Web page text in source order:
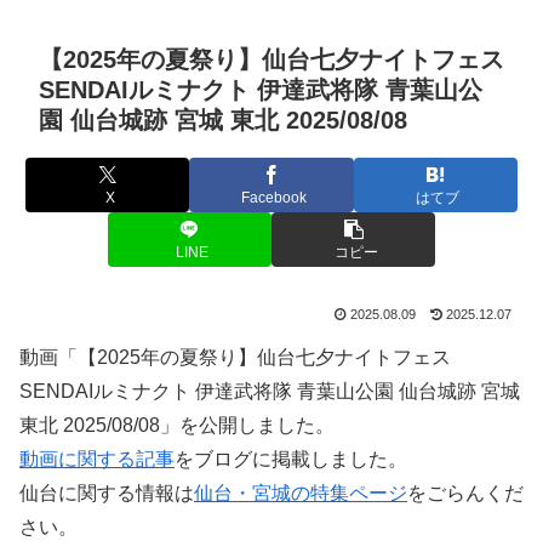
【2025年の夏祭り】仙台七夕ナイトフェス
SENDAIルミナクト 伊達武将隊 青葉山公
園 仙台城跡 宮城 東北 2025/08/08
X Facebook はてブ
LINE コピー
2025.08.09 2025.12.07
動画「【2025年の夏祭り】仙台七夕ナイトフェス
SENDAIルミナクト 伊達武将隊 青葉山公園 仙台城跡 宮城
東北 2025/08/08」を公開しました。
動画に関する記事をブログに掲載しました。
仙台に関する情報は仙台・宮城の特集ページをごらんくだ
さい。